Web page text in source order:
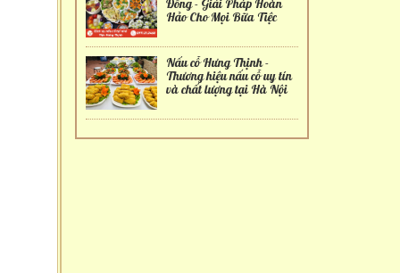
Đông - Giải Pháp Hoàn
Hảo Cho Mọi Bữa Tiệc
Nấu cỗ Hưng Thịnh -
Thương hiệu nấu cỗ uy tín
và chất lượng tại Hà Nội